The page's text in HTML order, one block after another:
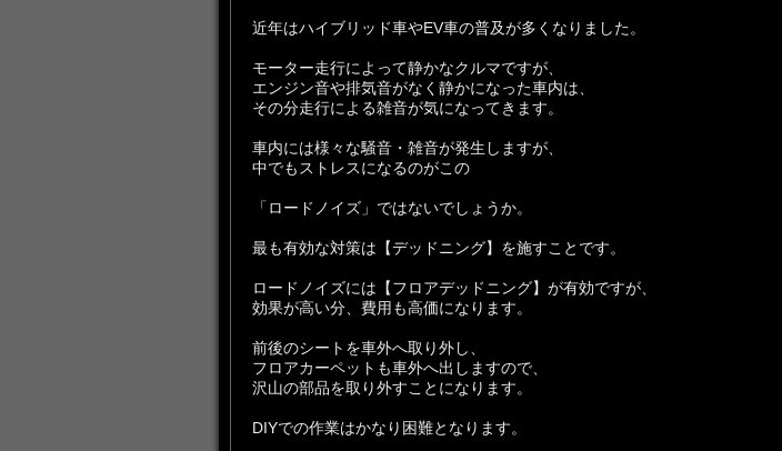
近年はハイブリッド車やEV車の普及が多くなりました。
モーター走行によって静かなクルマですが、
エンジン音や排気音がなく静かになった車内は、
その分走行による雑音が気になってきます。
車内には様々な騒音・雑音が発生しますが、
中でもストレスになるのがこの
「ロードノイズ」ではないでしょうか。
最も有効な対策は【デッドニング】を施すことです。
ロードノイズには【フロアデッドニング】が有効ですが、
効果が高い分、費用も高価になります。
前後のシートを車外へ取り外し、
フロアカーペットも車外へ出しますので、
沢山の部品を取り外すことになります。
DIYでの作業はかなり困難となります。